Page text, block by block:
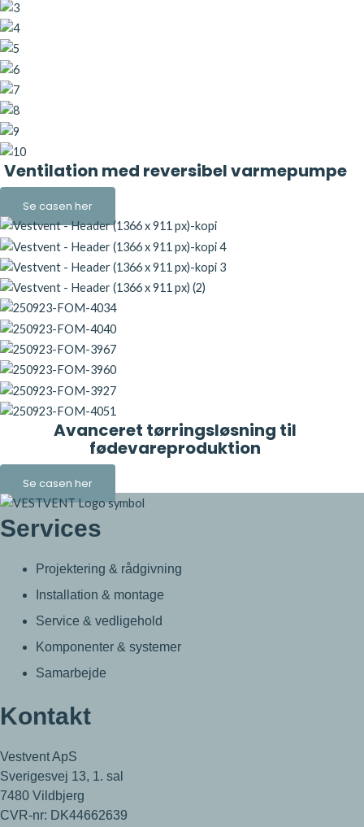
Ventilation med reversibel varmepumpe
Se casen her
Avanceret tørringsløsning til
fødevareproduktion
Se casen her
Services
Projektering & rådgivning
Installation & montage
Service & vedligehold
Komponenter & systemer
Samarbejde
Kontakt
Vestvent ApS
Sverigesvej 13, 1. sal
7480 Vildbjerg
CVR-nr: DK44662639